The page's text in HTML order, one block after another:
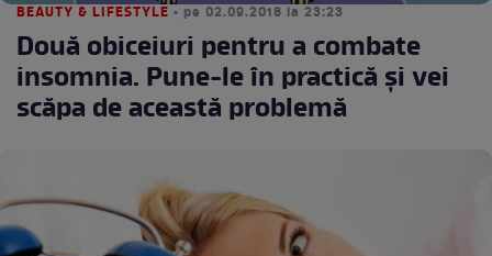
BEAUTY & LIFESTYLE • pe 02.09.2018 la 23:23
Două obiceiuri pentru a combate
insomnia. Pune-le în practică şi vei
scăpa de această problemă